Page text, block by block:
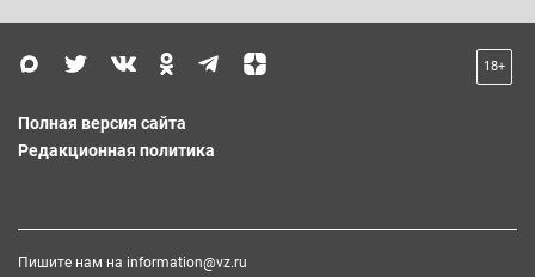
18+
Полная версия сайта
Редакционная политика
Пишите нам на information@vz.ru